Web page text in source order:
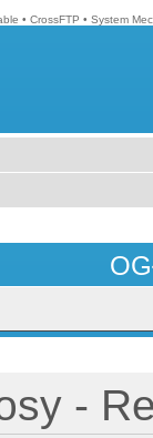
• CrossFTP • System
-